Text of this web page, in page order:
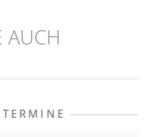
AUCH